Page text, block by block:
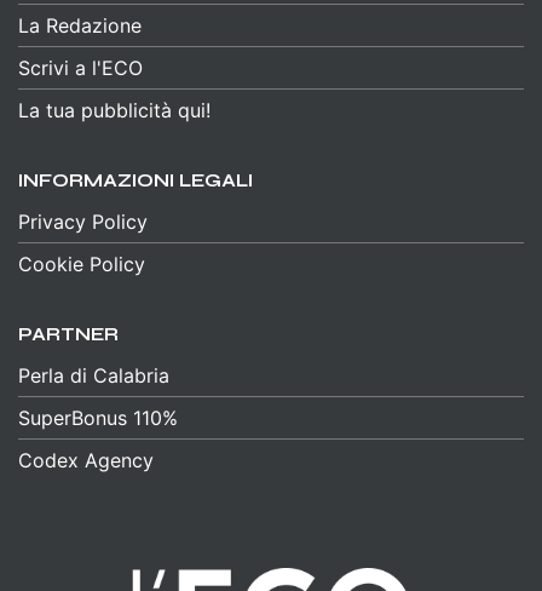
La Redazione
Scrivi a l'ECO
La tua pubblicità qui!
INFORMAZIONI LEGALI
Privacy Policy
Cookie Policy
PARTNER
Perla di Calabria
SuperBonus 110%
Codex Agency